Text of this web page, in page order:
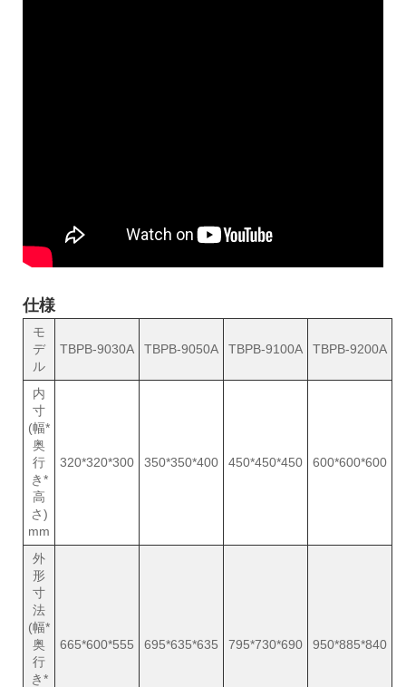
仕様
モ
デ
ル
TBPB-9030A TBPB-9050A TBPB-9100A TBPB-9200A
内
寸
(幅*
奥
行
き*
高
さ)
mm
320*320*300 350*350*400 450*450*450 600*600*600
外
形
寸
法
(幅*
奥
行
き*
665*600*555 695*635*635 795*730*690 950*885*840